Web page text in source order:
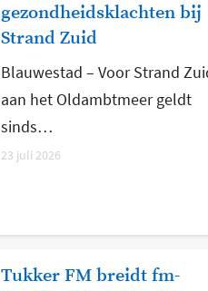
gezondheidsklachten bij
Strand Zuid
Blauwestad – Voor Strand
aan het Oldambtmeer geldt
sinds…
23 juli 2026
Tukker FM breidt fm-